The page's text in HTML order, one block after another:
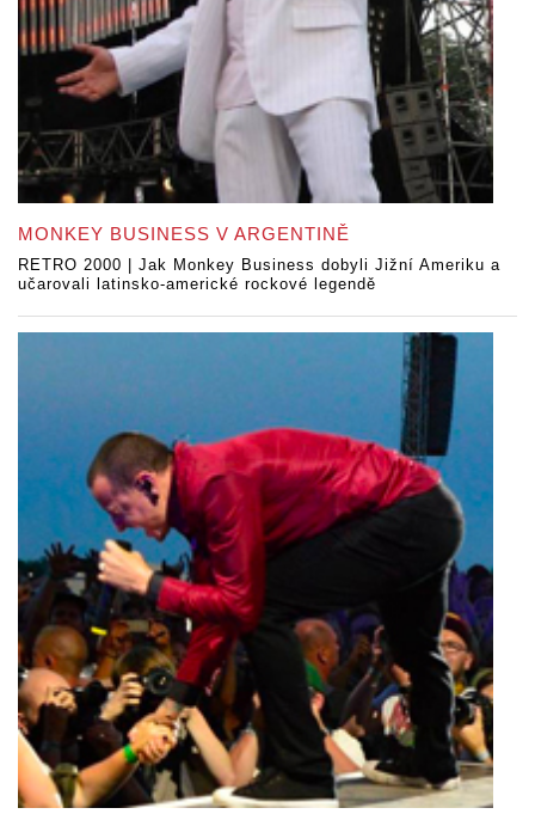
MONKEY BUSINESS V ARGENTINĚ
RETRO 2000 | Jak Monkey Business dobyli Jižní Ameriku a
učarovali latinsko-americké rockové legendě